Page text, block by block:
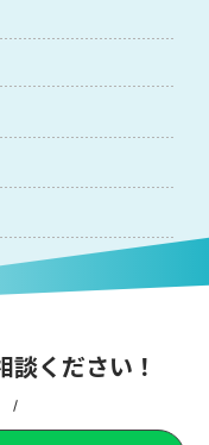
ください！